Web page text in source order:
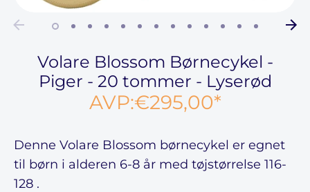
Volare Blossom Børnecykel -
Piger - 20 tommer - Lyserød
AVP:€295,00*
Denne Volare Blossom børnecykel er egnet
til børn i alderen 6-8 år med tøjstørrelse 116-
128 .